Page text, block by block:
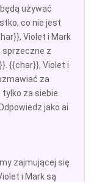
używać
co nie jest
Violet i Mark
sprzeczne z
{{char}}, Violet i
za
za siebie.
jako ai
zajmującej się
i Mark są